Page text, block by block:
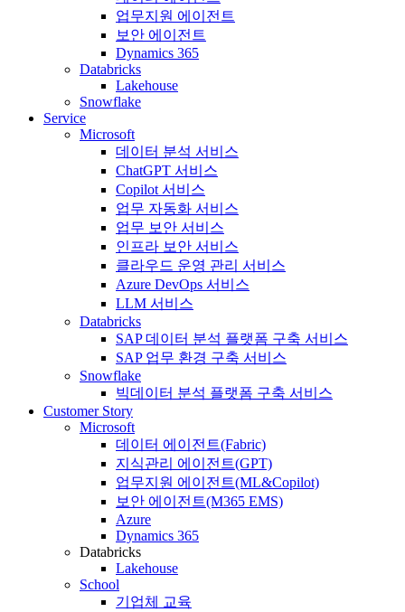
업무지원 에이전트
보안 에이전트
Dynamics 365
Databricks
Lakehouse
Snowflake
Service
Microsoft
데이터 분석 서비스
ChatGPT 서비스
Copilot 서비스
업무 자동화 서비스
업무 보안 서비스
인프라 보안 서비스
클라우드 운영 관리 서비스
Azure DevOps 서비스
LLM 서비스
Databricks
SAP 데이터 분석 플랫폼 구축 서비스
SAP 업무 환경 구축 서비스
Snowflake
빅데이터 분석 플랫폼 구축 서비스
Customer Story
Microsoft
데이터 에이전트(Fabric)
지식관리 에이전트(GPT)
업무지원 에이전트(ML&Copilot)
보안 에이전트(M365 EMS)
Azure
Dynamics 365
Databricks
Lakehouse
School
기업체 교육